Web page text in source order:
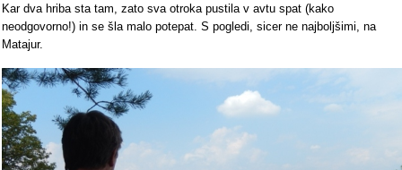
Kar dva hriba sta tam, zato sva otroka pustila v avtu spat (kako
neodgovorno!) in se šla malo potepat. S pogledi, sicer ne najboljšimi, na
Matajur.